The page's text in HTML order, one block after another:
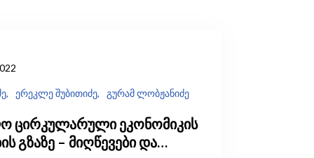
ერეკლე შუბითიძე, გურამ ლობჟანიძე
ცირკულარული ეკონომიკის
გზაზე – მიღწევები და